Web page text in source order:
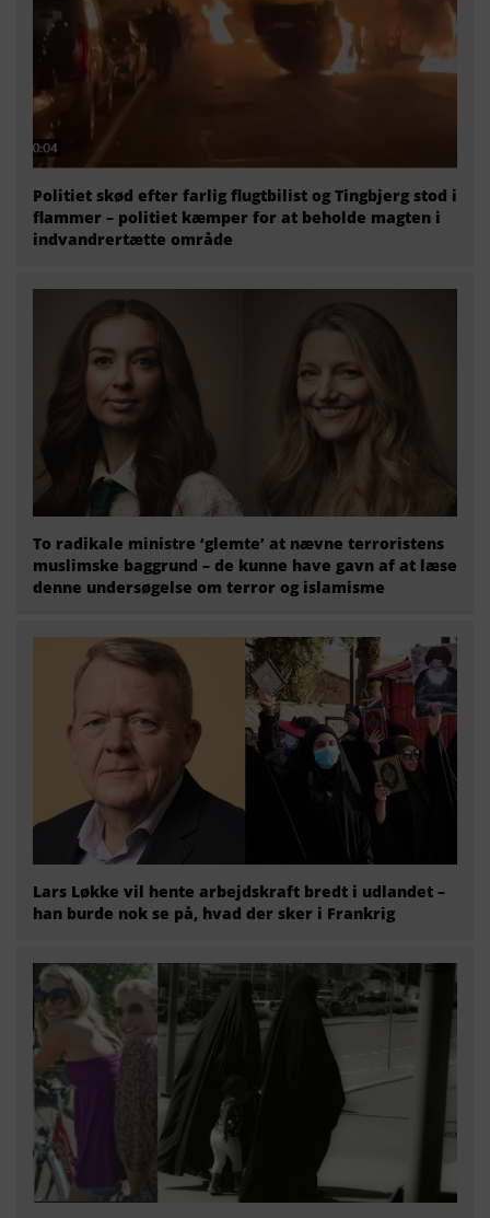
Politiet skød efter farlig flugtbilist og Tingbjerg stod i
flammer – politiet kæmper for at beholde magten i
indvandrertætte område
To radikale ministre ‘glemte’ at nævne terroristens
muslimske baggrund – de kunne have gavn af at læse
denne undersøgelse om terror og islamisme
Lars Løkke vil hente arbejdskraft bredt i udlandet –
han burde nok se på, hvad der sker i Frankrig